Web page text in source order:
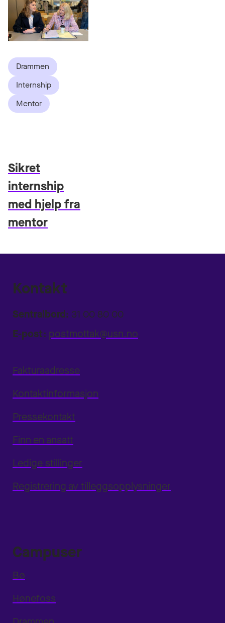
Drammen
Internship
Mentor
Sikret
internship
med hjelp fra
mentor
Kontakt
Sentralbord: 31 00 80 00
E-post: postmottak@usn.no
Fakturaadresse
Kontaktinformasjon
Pressekontakt
Finn en ansatt
Ledige stillinger
Registrering av tilleggsopplysninger
Campuser
Bø
Hønefoss